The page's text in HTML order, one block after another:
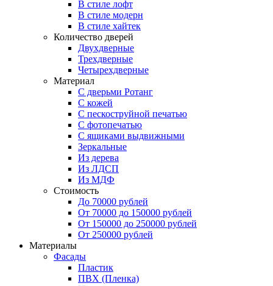
В стиле лофт
В стиле модерн
В стиле хайтек
Количество дверей
Двухдверные
Трехдверные
Четырехдверные
Материал
C дверьми Ротанг
C кожей
C пескоструйной печатью
C фотопечатью
C ящиками выдвижными
Зеркальные
Из дерева
Из ЛДСП
Из МДФ
Стоимость
До 70000 рублей
От 70000 до 150000 рублей
От 150000 до 250000 рублей
От 250000 рублей
Материалы
Фасады
Пластик
ПВХ (Пленка)